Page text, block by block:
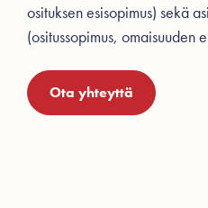
osituksen esisopimus) sekä
(ositussopimus, omaisuuden
Ota yhteyttä